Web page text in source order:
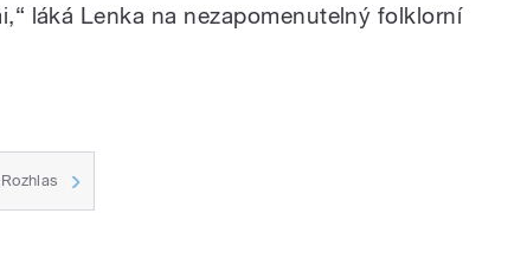
láká Lenka na nezapomenutelný folklorní